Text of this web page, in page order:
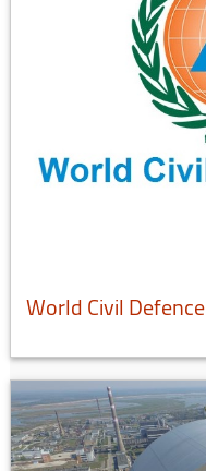
اليوم العالمي للدفاع المدني World Civil Defence